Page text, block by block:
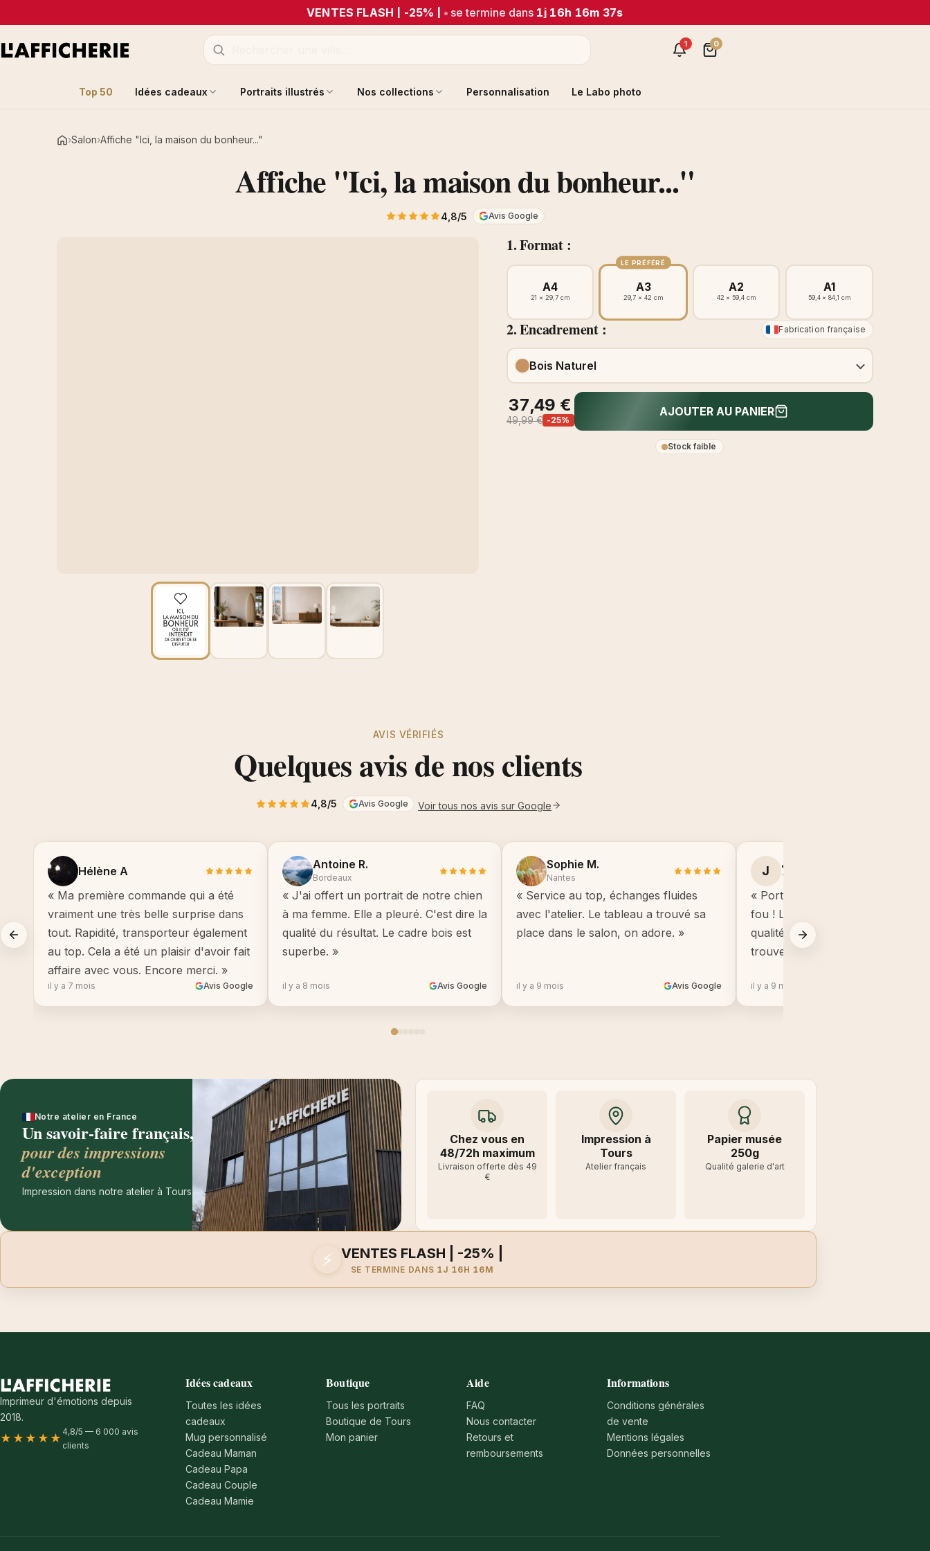
VENTES FLASH | -25% | • se termine dans 1j 16h 16m 37s
1 0
Top 50 Idées cadeaux Portraits illustrés Nos collections Personnalisation Le Labo photo
Accueil
Salon Affiche "Ici, la maison du bonheur..."
Affiche "Ici, la maison du bonheur..."
4,8/5 Avis Google
1. Format :
A4
21 × 29,7 cm
LE PRÉFÉRÉ
A3
29,7 × 42 cm
A2
42 × 59,4 cm
A1
59,4 × 84,1 cm
2. Encadrement : Fabrication française
Bois Naturel
37,49 €
49,99 € -25%
AJOUTER AU PANIER
Stock faible
AVIS VÉRIFIÉS
Quelques avis de nos clients
4,8/5 Avis Google Voir tous nos avis sur Google
Hélène A
« Ma première commande qui a été
vraiment une très belle surprise dans
tout. Rapidité, transporteur également
au top. Cela a été un plaisir d'avoir fait
affaire avec vous. Encore merci. »
il y a 7 mois Avis Google
Antoine R.
Bordeaux
« J'ai offert un portrait de notre chien
à ma femme. Elle a pleuré. C'est dire la
qualité du résultat. Le cadre bois est
superbe. »
il y a 8 mois Avis Google
Sophie M.
Nantes
« Service au top, échanges fluides
avec l'atelier. Le tableau a trouvé sa
place dans le salon, on adore. »
il y a 9 mois Avis Google
J Julie B.
Toulouse
« Portrait manga de mon fils, il
fou ! Le cadre est de très bonne
qualité, beaucoup mieux que ce
trouve en grande surface. »
il y a 9 mois
Notre atelier en France
Un savoir-faire français,
pour des impressions
d'exception
Impression dans notre atelier à Tours
Chez vous en
48/72h maximum
Livraison offerte dès 49
€
Impression à
Tours
Atelier français
Papier musée
250g
Qualité galerie d'art
⚡ VENTES FLASH | -25% |
SE TERMINE DANS 1J 16H 16M
Imprimeur d'émotions depuis
2018.
★★★★★ 4,8/5 — 6 000 avis
clients
Idées cadeaux
Toutes les idées
cadeaux
Mug personnalisé
Cadeau Maman
Cadeau Papa
Cadeau Couple
Cadeau Mamie
Boutique
Tous les portraits
Boutique de Tours
Mon panier
Aide
FAQ
Nous contacter
Retours et
remboursements
Informations
Conditions générales
de vente
Mentions légales
Données personnelles